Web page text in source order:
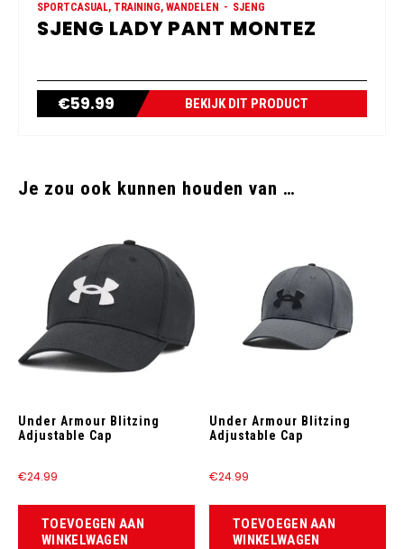
SPORTCASUAL, TRAINING, WANDELEN SJENG
SJENG LADY PANT MONTEZ
€59.99 BEKIJK DIT PRODUCT
Je zou ook kunnen houden van …
Under Armour Blitzing
Adjustable Cap
€24.99
TOEVOEGEN AAN
WINKELWAGEN
Under Armour Blitzing
Adjustable Cap
€24.99
TOEVOEGEN AAN
WINKELWAGEN